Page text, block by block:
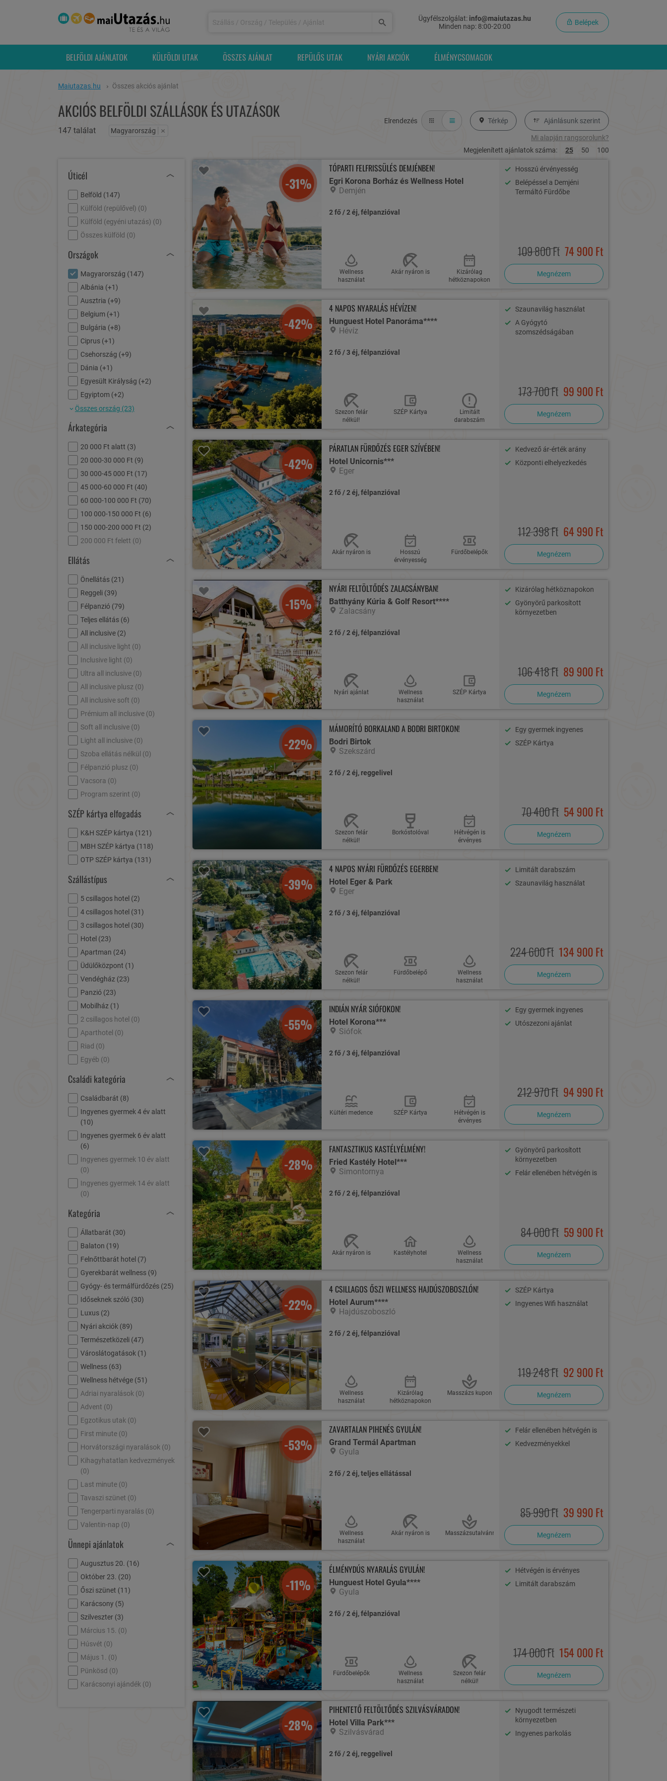
Ügyfélszolgálat: info@maiutazas.hu
Minden nap: 8:00-20:00
Belépek
BELFÖLDI AJÁNLATOK KÜLFÖLDI UTAK ÖSSZES AJÁNLAT REPÜLŐS UTAK NYÁRI AKCIÓK ÉLMÉNYCSOMAGOK
Maiutazas.hu Összes akciós ajánlat
AKCIÓS BELFÖLDI SZÁLLÁSOK ÉS UTAZÁSOK
147 találat Magyarország ×
Elrendezés Térkép Ajánlásunk szerint
Mi alapján rangsorolunk?
Megjelenített ajánlatok száma:
25 50 100
Úticél
Belföld (147)
Külföld (repülővel) (0)
Külföld (egyéni utazás) (0)
Összes külföld (0)
Országok
Magyarország (147)
Albánia (+1)
Ausztria (+9)
Belgium (+1)
Bulgária (+8)
Ciprus (+1)
Csehország (+9)
Dánia (+1)
Egyesült Királyság (+2)
Egyiptom (+2)
Összes ország (23)
Árkategória
20 000 Ft alatt (3)
20 000-30 000 Ft (9)
30 000-45 000 Ft (17)
45 000-60 000 Ft (40)
60 000-100 000 Ft (70)
100 000-150 000 Ft (6)
150 000-200 000 Ft (2)
200 000 Ft felett (0)
Ellátás
Önellátás (21)
Reggeli (39)
Félpanzió (79)
Teljes ellátás (6)
All inclusive (2)
All inclusive light (0)
Inclusive light (0)
Ultra all inclusive (0)
All inclusive plusz (0)
All inclusive soft (0)
Prémium all inclusive (0)
Soft all inclusive (0)
Light all inclusive (0)
Szoba ellátás nélkül (0)
Félpanzió plusz (0)
Vacsora (0)
Program szerint (0)
SZÉP kártya elfogadás
K&H SZÉP kártya (121)
MBH SZÉP kártya (118)
OTP SZÉP kártya (131)
Szállástípus
5 csillagos hotel (2)
4 csillagos hotel (31)
3 csillagos hotel (30)
Hotel (23)
Apartman (24)
Üdülőközpont (1)
Vendégház (23)
Panzió (23)
Mobilház (1)
2 csillagos hotel (0)
Aparthotel (0)
Riad (0)
Egyéb (0)
Családi kategória
Családbarát (8)
Ingyenes gyermek 4 év alatt
(10)
Ingyenes gyermek 6 év alatt
(6)
Ingyenes gyermek 10 év alatt
(0)
Ingyenes gyermek 14 év alatt
(0)
Kategória
Állatbarát (30)
Balaton (19)
Felnőttbarát hotel (7)
Gyerekbarát wellness (9)
Gyógy- és termálfürdőzés (25)
Időseknek szóló (30)
Luxus (2)
Nyári akciók (89)
Természetközeli (47)
Városlátogatások (1)
Wellness (63)
Wellness hétvége (51)
Adriai nyaralások (0)
Advent (0)
Egzotikus utak (0)
First minute (0)
Horvátországi nyaralások (0)
Kihagyhatatlan kedvezmények
(0)
Last minute (0)
Tavaszi szünet (0)
Tengerparti nyaralás (0)
Valentin-nap (0)
Ünnepi ajánlatok
Augusztus 20. (16)
Október 23. (20)
Őszi szünet (11)
Karácsony (5)
Szilveszter (3)
Március 15. (0)
Húsvét (0)
Május 1. (0)
Pünkösd (0)
Karácsonyi ajándék (0)
-31%
TÓPARTI FELFRISSÜLÉS DEMJÉNBEN!
Egri Korona Borház és Wellness Hotel
Demjén
2 fő / 2 éj, félpanzióval
Wellness
használat
Akár nyáron is
Kizárólag
hétköznapokon
Hosszú érvényesség
Belépéssel a Demjéni
Termáltó Fürdőbe
109 800 Ft 74 900 Ft
Megnézem
-42%
4 NAPOS NYARALÁS HÉVÍZEN!
Hunguest Hotel Panoráma****
Hévíz
2 fő / 3 éj, félpanzióval
Szezon felár
nélkül!
SZÉP Kártya
Limitált
darabszám
Szaunavilág használat
A Gyógytó
szomszédságában
173 700 Ft 99 900 Ft
Megnézem
-42%
PÁRATLAN FÜRDŐZÉS EGER SZÍVÉBEN!
Hotel Unicornis***
Eger
2 fő / 2 éj, félpanzióval
Akár nyáron is
Hosszú
érvényesség
Fürdőbelépők
Kedvező ár-érték arány
Központi elhelyezkedés
112 398 Ft 64 990 Ft
Megnézem
-15%
NYÁRI FELTÖLTŐDÉS ZALACSÁNYBAN!
Batthyány Kúria & Golf Resort****
Zalacsány
2 fő / 2 éj, félpanzióval
Nyári ajánlat
Wellness
használat
SZÉP Kártya
Kizárólag hétköznapokon
Gyönyörű parkosított
környezetben
106 418 Ft 89 900 Ft
Megnézem
-22%
MÁMORÍTÓ BORKALAND A BODRI BIRTOKON!
Bodri Birtok
Szekszárd
2 fő / 2 éj, reggelivel
Szezon felár
nélkül!
Borkóstolóval
Hétvégén is
érvényes
Egy gyermek ingyenes
SZÉP Kártya
70 400 Ft 54 900 Ft
Megnézem
-39%
4 NAPOS NYÁRI FÜRDŐZÉS EGERBEN!
Hotel Eger & Park
Eger
2 fő / 3 éj, félpanzióval
Szezon felár
nélkül!
Fürdőbelépő
Wellness
használat
Limitált darabszám
Szaunavilág használat
224 600 Ft 134 900 Ft
Megnézem
-55%
INDIÁN NYÁR SIÓFOKON!
Hotel Korona***
Siófok
2 fő / 3 éj, félpanzióval
Kültéri medence SZÉP Kártya
Hétvégén is
érvényes
Egy gyermek ingyenes
Utószezoni ajánlat
212 970 Ft 94 990 Ft
Megnézem
-28%
FANTASZTIKUS KASTÉLYÉLMÉNY!
Fried Kastély Hotel***
Simontornya
2 fő / 2 éj, félpanzióval
Akár nyáron is Kastélyhotel
Wellness
használat
Gyönyörű parkosított
környezetben
Felár ellenében hétvégén is
84 000 Ft 59 900 Ft
Megnézem
-22%
4 CSILLAGOS ŐSZI WELLNESS HAJDÚSZOBOSZLÓN!
Hotel Aurum****
Hajdúszoboszló
2 fő / 2 éj, félpanzióval
Wellness
használat
Kizárólag
hétköznapokon
Masszázs kupon
SZÉP Kártya
Ingyenes Wifi használat
119 248 Ft 92 900 Ft
Megnézem
-53%
ZAVARTALAN PIHENÉS GYULÁN!
Grand Termál Apartman
Gyula
2 fő / 2 éj, teljes ellátással
Wellness
használat
Akár nyáron is Masszázsutalvánnyal
Felár ellenében hétvégén is
Kedvezményekkel
85 990 Ft 39 990 Ft
Megnézem
-11%
ÉLMÉNYDÚS NYARALÁS GYULÁN!
Hunguest Hotel Gyula****
Gyula
2 fő / 2 éj, félpanzióval
Fürdőbelépők
Wellness
használat
Szezon felár
nélkül!
Hétvégén is érvényes
Limitált darabszám
174 000 Ft 154 000 Ft
Megnézem
-28%
PIHENTETŐ FELTÖLTŐDÉS SZILVÁSVÁRADON!
Hotel Villa Park***
Szilvásvárad
2 fő / 2 éj, reggelivel
Nyugodt természeti
környezetben
Ingyenes parkolás